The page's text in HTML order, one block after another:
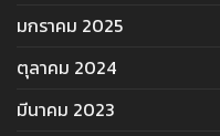
มกราคม 2025
ตุลาคม 2024
มีนาคม 2023